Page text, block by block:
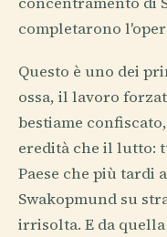
completarono
Questo è uno dei
ossa, il lavoro
bestiame
eredità che il lutto:
Paese che più tardi
Swakopmund su
irrisolta. E da